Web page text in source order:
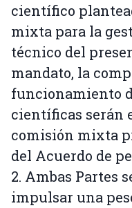
científico
mixta para la
técnico del
mandato, la
funcionamiento
científicas serán
comisión mixta
del Acuerdo de
2. Ambas Partes
impulsar una